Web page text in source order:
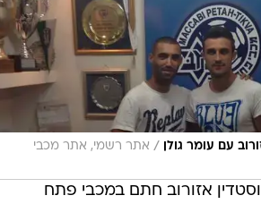
עם עומר גולן / אתר רשמי, אתר מכבי
אזורוב חתם במכבי פתח